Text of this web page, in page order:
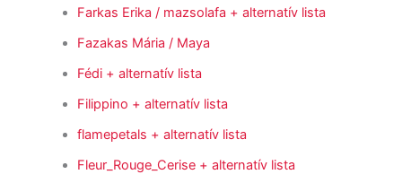
Farkas Erika / mazsolafa + alternatív lista
Fazakas Mária / Maya
Fédi + alternatív lista
Filippino + alternatív lista
flamepetals + alternatív lista
Fleur_Rouge_Cerise + alternatív lista